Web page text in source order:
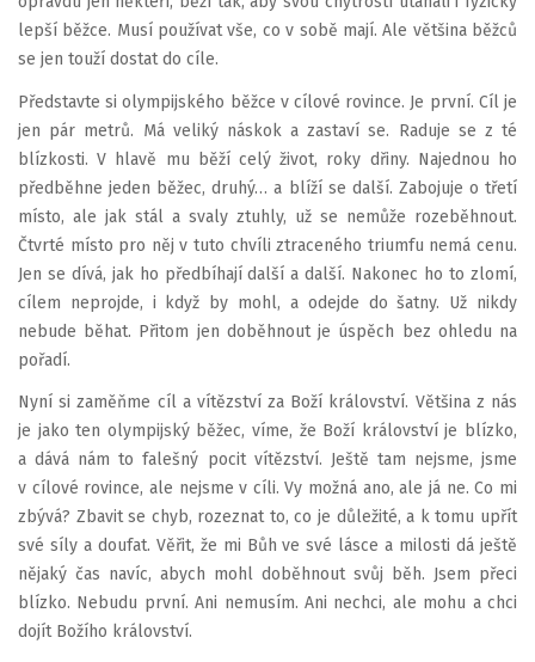
lepší běžce. Musí používat vše, co v sobě mají. Ale většina běžců
se jen touží dostat do cíle.
Představte si olympijského běžce v cílové rovince. Je první. Cíl je
jen pár metrů. Má veliký náskok a zastaví se. Raduje se z té
blízkosti. V hlavě mu běží celý život, roky dřiny. Najednou ho
předběhne jeden běžec, druhý… a blíží se další. Zabojuje o třetí
místo, ale jak stál a svaly ztuhly, už se nemůže rozeběhnout.
Čtvrté místo pro něj v tuto chvíli ztraceného triumfu nemá cenu.
Jen se dívá, jak ho předbíhají další a další. Nakonec ho to zlomí,
cílem neprojde, i když by mohl, a odejde do šatny. Už nikdy
nebude běhat. Přitom jen doběhnout je úspěch bez ohledu na
pořadí.
Nyní si zaměňme cíl a vítězství za Boží království. Většina z nás
je jako ten olympijský běžec, víme, že Boží království je blízko,
a dává nám to falešný pocit vítězství. Ještě tam nejsme, jsme
v cílové rovince, ale nejsme v cíli. Vy možná ano, ale já ne. Co mi
zbývá? Zbavit se chyb, rozeznat to, co je důležité, a k tomu upřít
své síly a doufat. Věřit, že mi Bůh ve své lásce a milosti dá ještě
nějaký čas navíc, abych mohl doběhnout svůj běh. Jsem přeci
blízko. Nebudu první. Ani nemusím. Ani nechci, ale mohu a chci
dojít Božího království.